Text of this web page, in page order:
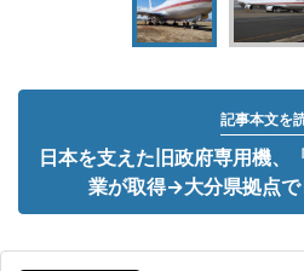
記事本文を
日本を支えた旧政府専用機
業が取得→大分県拠点で